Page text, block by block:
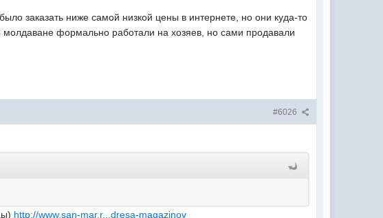
заказать ниже самой низкой цены в интернете, но они куда-то
формально работали на хозяев, но сами продавали
#6026
http://www.san-mar.r...dresa-magazinov